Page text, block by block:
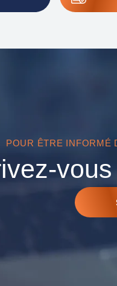
POUR ÊTRE INFORMÉ